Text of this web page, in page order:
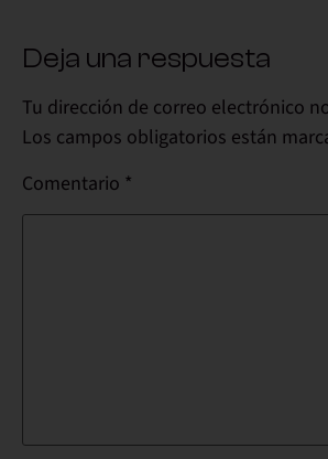
Deja una respuesta
Tu dirección de correo electrónico
Los campos obligatorios están
Comentario *